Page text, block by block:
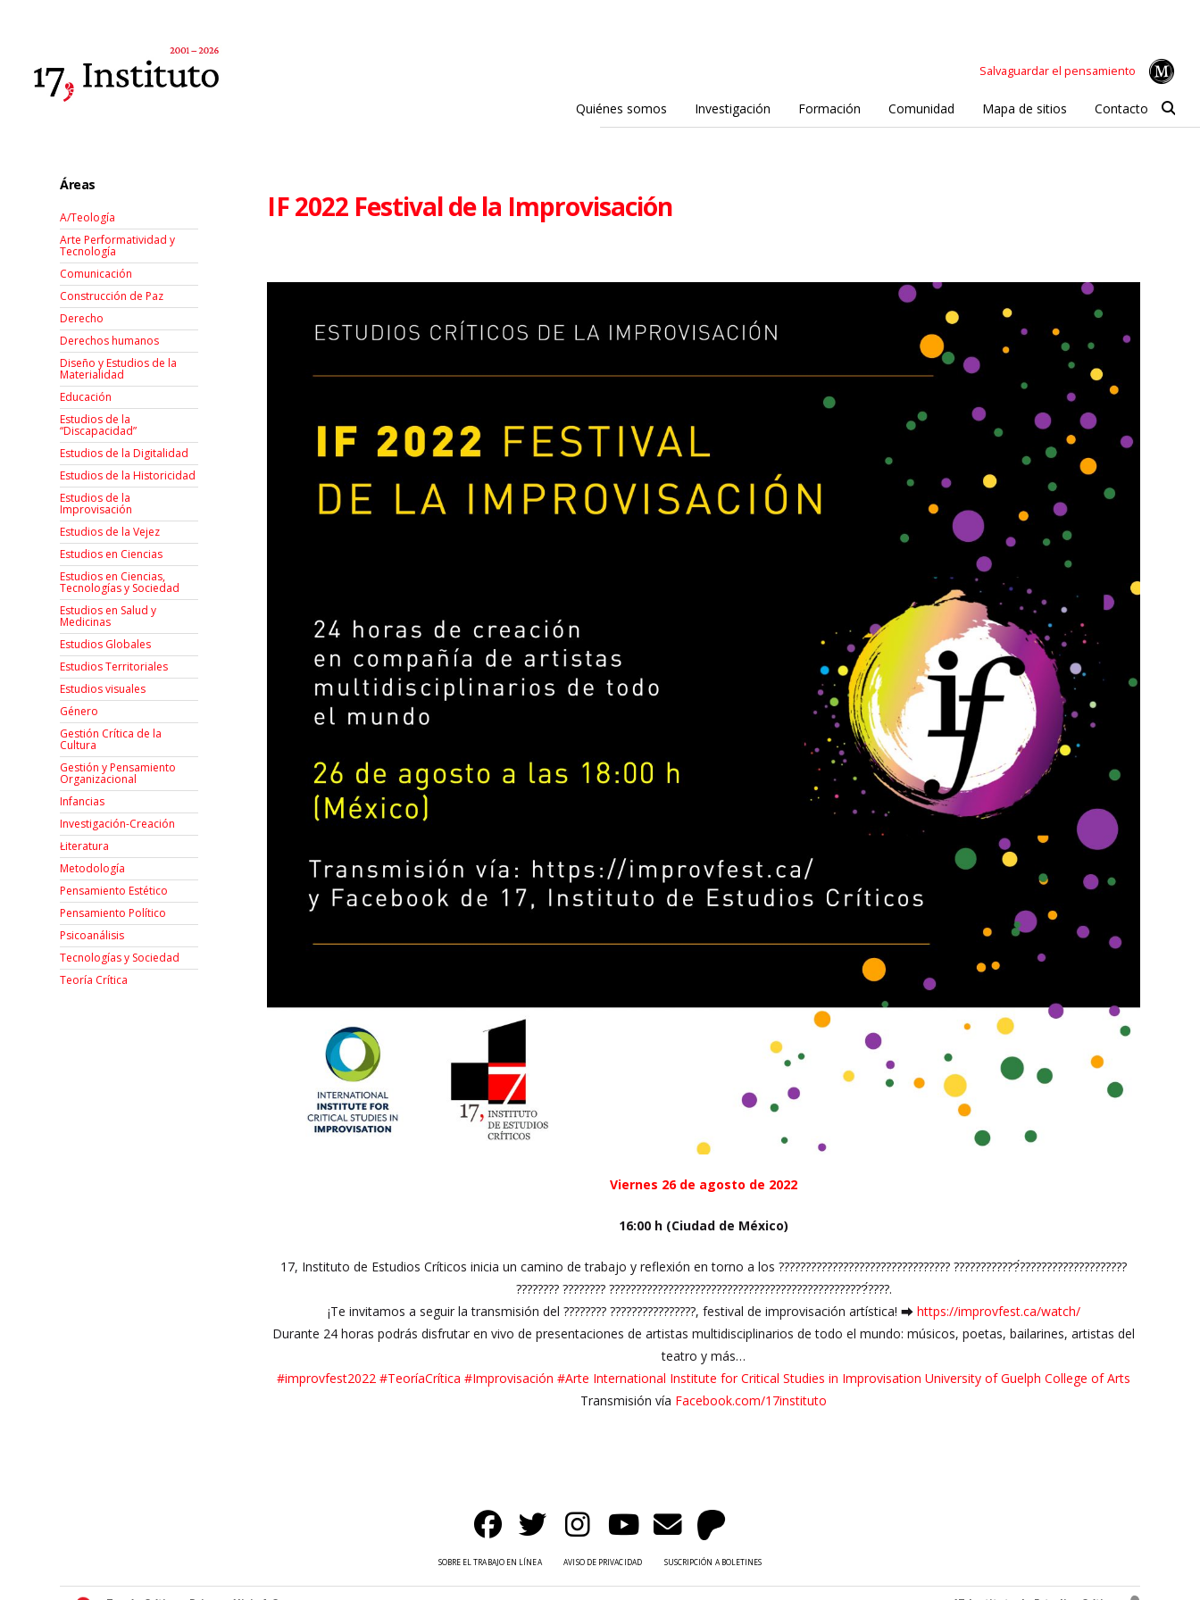
Salvaguardar el pensamiento
Quiénes somos Investigación Formación Comunidad Mapa de sitios Contacto
IF 2022 Festival de la Improvisación
Viernes 26 de agosto de 2022
16:00 h (Ciudad de México)
17, Instituto de Estudios Críticos inicia un camino de trabajo y reflexión en torno a los ???????????????????????????????? ????????????́????????????????????
???????? ???????? ????????????????????????????????????????????????́????.
¡Te invitamos a seguir la transmisión del ???????? ????????????????, festival de improvisación artística! ⮕ https://improvfest.ca/watch/
Durante 24 horas podrás disfrutar en vivo de presentaciones de artistas multidisciplinarios de todo el mundo: músicos, poetas, bailarines, artistas del
teatro y más…
#improvfest2022 #TeoríaCrítica #Improvisación #Arte International Institute for Critical Studies in Improvisation University of Guelph College of Arts
Transmisión vía Facebook.com/17instituto
Áreas
A/Teología
Arte Performatividad y
Tecnología
Comunicación
Construcción de Paz
Derecho
Derechos humanos
Diseño y Estudios de la
Materialidad
Educación
Estudios de la
“Discapacidad”
Estudios de la Digitalidad
Estudios de la Historicidad
Estudios de la
Improvisación
Estudios de la Vejez
Estudios en Ciencias
Estudios en Ciencias,
Tecnologías y Sociedad
Estudios en Salud y
Medicinas
Estudios Globales
Estudios Territoriales
Estudios visuales
Género
Gestión Crítica de la
Cultura
Gestión y Pensamiento
Organizacional
Infancias
Investigación-Creación
Łiteratura
Metodología
Pensamiento Estético
Pensamiento Político
Psicoanálisis
Tecnologías y Sociedad
Teoría Crítica
SOBRE EL TRABAJO EN LÍNEA AVISO DE PRIVACIDAD SUSCRIPCIÓN A BOLETINES